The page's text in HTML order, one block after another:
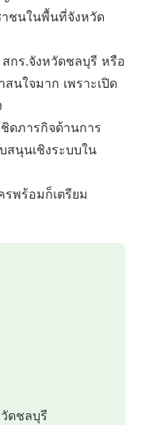
ชนในพื้นที่จังหวัด
กร.จังหวัดชลบุรี หรือ
นใจมาก เพราะเปิด
ดภารกิจด้านการ
นุนเชิงระบบใน
พร้อมก็เตรียม
ดชลบุรี